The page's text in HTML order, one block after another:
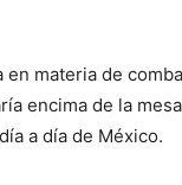
materia de
encima de la
a día de México.